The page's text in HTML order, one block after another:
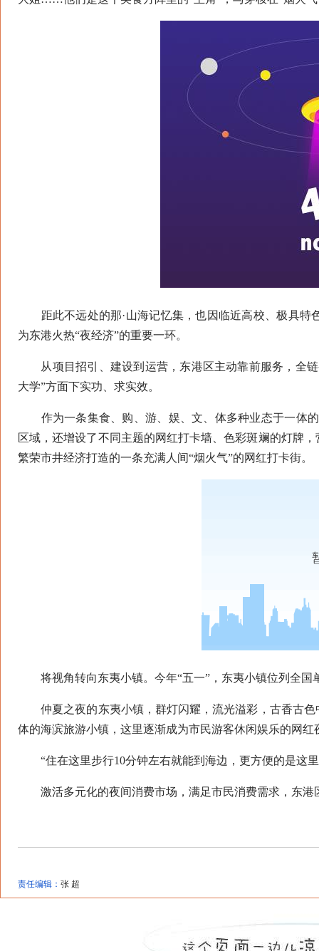
距此不远处的那·山海记忆集，也因临近高校、极具特
为东港火热“夜经济”的重要一环。
从项目招引、建设到运营，东港区主动靠前服务，全链
大学”方面下实功、求实效。
作为一条集食、购、游、娱、文、体多种业态于一体的
区域，还增设了不同主题的网红打卡墙、色彩斑斓的灯牌
繁荣市井经济打造的一条充满人间“烟火气”的网红打卡街。
将视角转向东夷小镇。今年“五一”，东夷小镇位列全国
仲夏之夜的东夷小镇，群灯闪耀，流光溢彩，古香古色
体的海滨旅游小镇，这里逐渐成为市民游客休闲娱乐的网
“住在这里步行10分钟左右就能到海边，更方便的是这里
激活多元化的夜间消费市场，满足市民消费需求，东港
责任编辑： 张 超